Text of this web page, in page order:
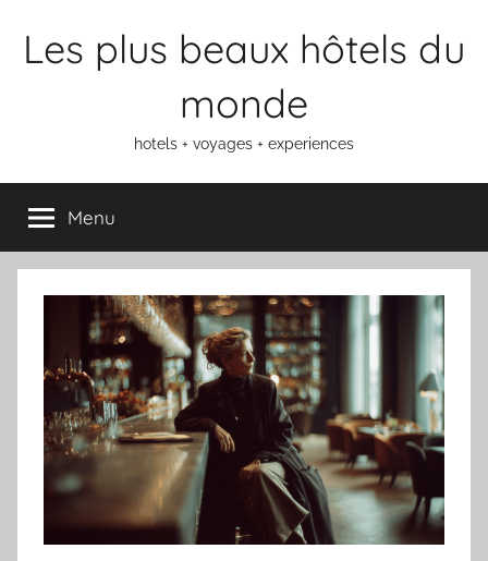
Les plus beaux hôtels du
monde
hotels + voyages + experiences
Menu